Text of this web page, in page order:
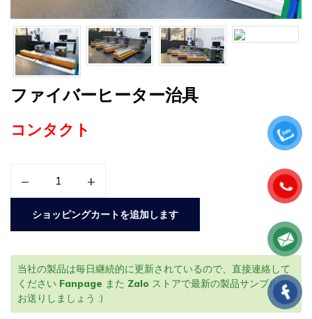
ファイバーヒーター治具
コンタクト
– +
ショッピングカートを追加します
当社の製品は毎日継続的に更新されているので、直接連絡して
ください Fanpage また Zalo ストアで最新の製品サンプルを
お送りしましょう :)